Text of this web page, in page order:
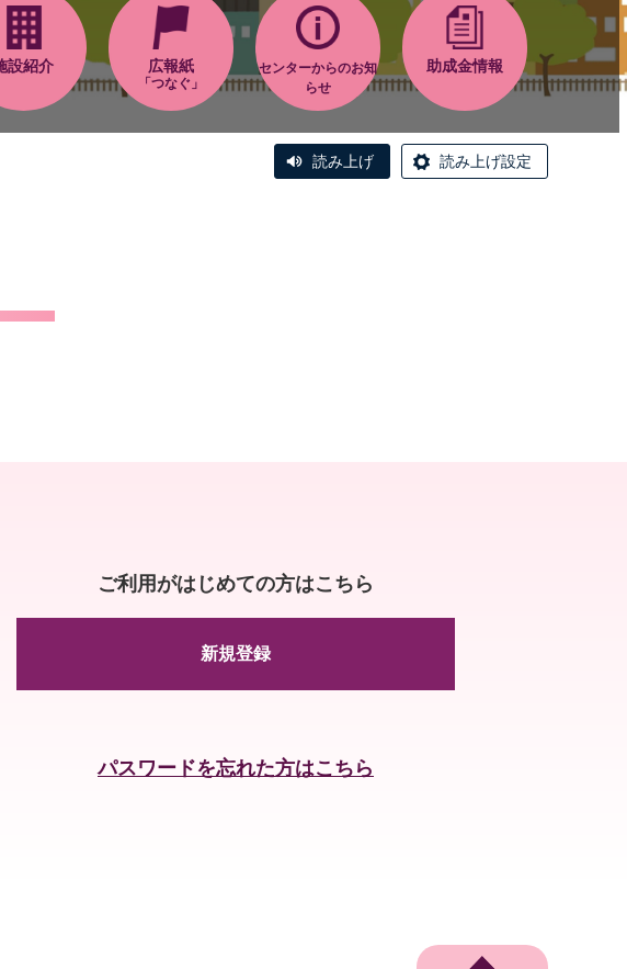
設紹介 広報紙
「つなぐ」
センターからのお知
らせ
助成金情報
読み上げ 読み上げ設定
ご利用がはじめての方はこちら
新規登録
パスワードを忘れた方はこちら